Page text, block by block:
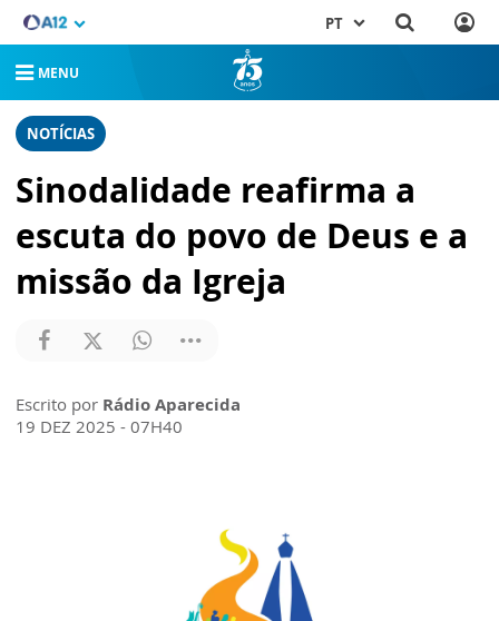
PT
MENU
NOTÍCIAS
Sinodalidade reafirma a
escuta do povo de Deus e a
missão da Igreja
Escrito por Rádio Aparecida
19 DEZ 2025 - 07H40